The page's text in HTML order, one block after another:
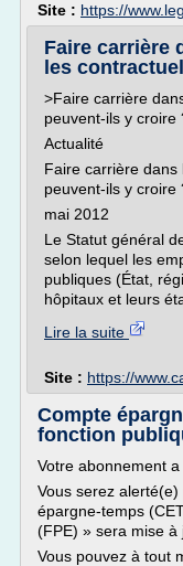
Site : https://
Faire carrière
les
>Faire carrière
peuvent-ils y croire
Actualité
Faire carrière
peuvent-ils y croire
mai 2012
Le Statut général
selon lequel les
publiques (État,
hôpitaux et leurs
Lire la suite
Site : https://
Compte
fonction
Votre abonnement
Vous serez
épargne-temps
(FPE) » sera mise à
Vous pouvez à tout